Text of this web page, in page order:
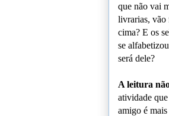
que não vai
livrarias, vão
cima? E os
se
será dele?
A leitura
atividade
amigo é